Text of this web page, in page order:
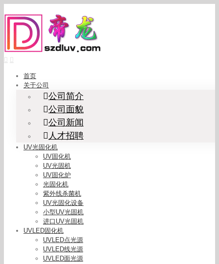
to
content
首页
关于公司
公司简介
公司面貌
公司新闻
人才招聘
UV光固化机
UV固化机
UV光固机
UV固化炉
光固化机
紫外线杀菌机
UV光固化设备
小型UV光固机
进口UV光固机
UVLED固化机
UVLED点光源
UVLED线光源
UVLED面光源